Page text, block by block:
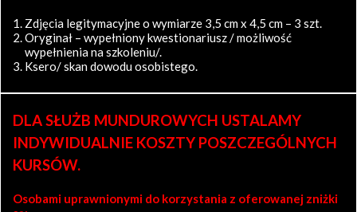
Zdjęcia legitymacyjne o wymiarze 3,5 cm x 4,5 cm – 3 szt.
Oryginał – wypełniony kwestionariusz / możliwość
wypełnienia na szkoleniu/.
Ksero/ skan dowodu osobistego.
DLA SŁUŻB MUNDUROWYCH USTALAMY
INDYWIDUALNIE KOSZTY POSZCZEGÓLNYCH
KURSÓW.
Osobami uprawnionymi do korzystania z oferowanej zniżki